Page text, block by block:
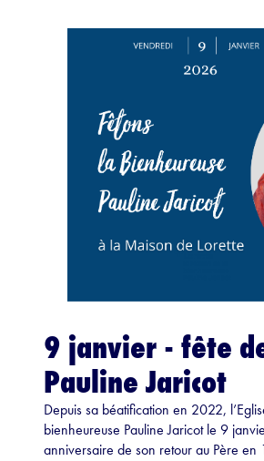
9 janvier - fête
Pauline Jaricot
Depuis sa béatification en 2022,
bienheureuse Pauline Jaricot le 9
anniversaire de son retour au Père en